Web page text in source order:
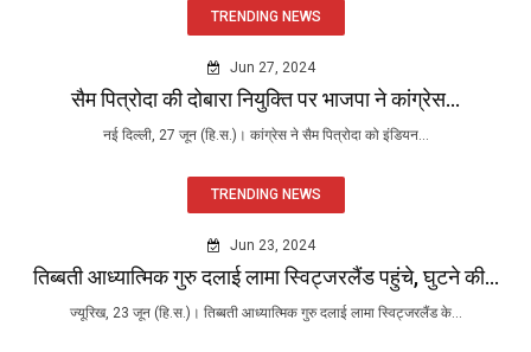
TRENDING NEWS
Jun 27, 2024
सैम पित्रोदा की दोबारा नियुक्ति पर भाजपा ने कांग्रेस...
नई दिल्ली, 27 जून (हि.स.)। कांग्रेस ने सैम पित्रोदा को इंडियन...
TRENDING NEWS
Jun 23, 2024
तिब्बती आध्यात्मिक गुरु दलाई लामा स्विट्जरलैंड पहुंचे, घुटने की...
ज्यूरिख, 23 जून (हि.स.)। तिब्बती आध्यात्मिक गुरु दलाई लामा स्विट्जरलैंड के...